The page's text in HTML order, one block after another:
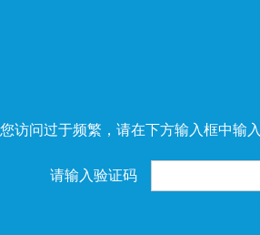
访问过于频繁，请在下方输入框中输入
请输入验证码